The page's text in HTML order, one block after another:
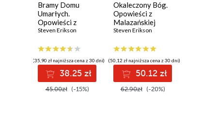
Bramy Domu
Umarłych.
Opowieści z
Malazańskiej
Tom 2
Steven Erikson
(35,90 zł najniższa cena z 30 dni)
38.25 zł
45.00zł (-15%)
Okaleczony Bóg.
Opowieści z
Malazańskiej
Księgi Poległych.
Steven Erikson
(50,12 zł najniższa cena z 30 dni)
50.12 zł
62.90zł (-20%)